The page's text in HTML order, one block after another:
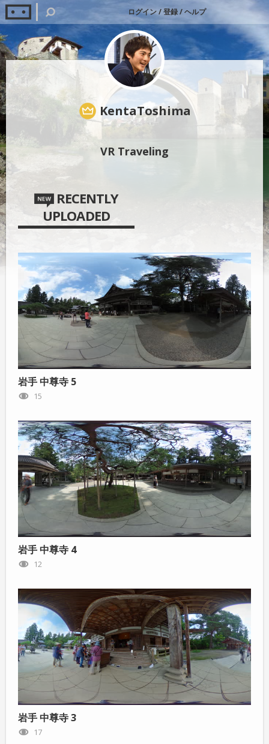
ログイン/登録/ヘルプ
KentaToshima
VR Traveling
RECENTLY
UPLOADED
岩手 中尊寺 5
15
岩手 中尊寺 4
12
岩手 中尊寺 3
17